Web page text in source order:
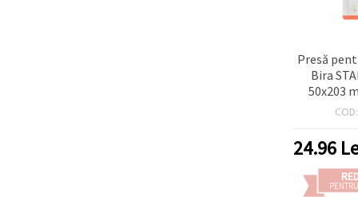
Presă
Bira
50x203
suprafață
COD:
24.96